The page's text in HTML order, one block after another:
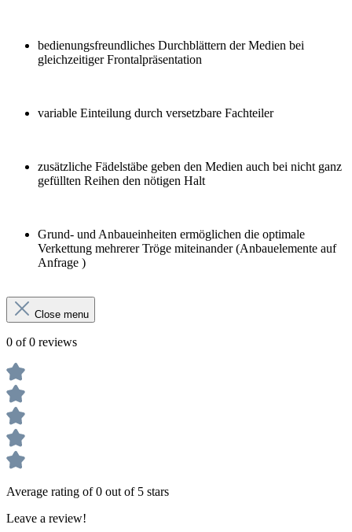
bedienungsfreundliches Durchblättern der Medien bei
gleichzeitiger Frontalpräsentation
variable Einteilung durch versetzbare Fachteiler
zusätzliche Fädelstäbe geben den Medien auch bei nicht ganz
gefüllten Reihen den nötigen Halt
Grund- und Anbaueinheiten ermöglichen die optimale
Verkettung mehrerer Tröge miteinander (Anbauelemente auf
Anfrage )
Close menu
0 of 0 reviews
Average rating of 0 out of 5 stars
Leave a review!